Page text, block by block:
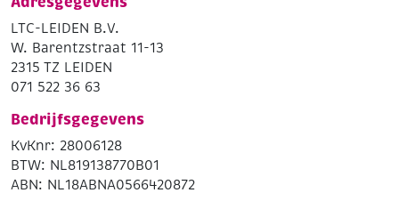
LTC-LEIDEN B.V.
W. Barentzstraat 11-13
2315 TZ LEIDEN
071 522 36 63
Bedrijfsgegevens
KvKnr: 28006128
BTW: NL819138770B01
ABN: NL18ABNA0566420872